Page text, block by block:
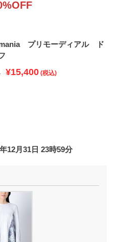
mania プリモーディアル ド
¥15,400 (税込)
12月31日 23時59分